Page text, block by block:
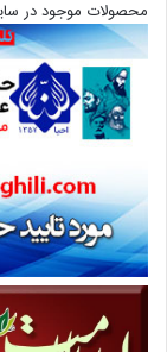
محصولات موجود در